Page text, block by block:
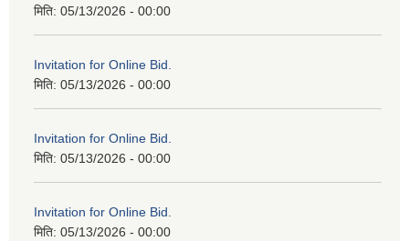
मिति: 05/13/2026 - 00:00
Invitation for Online Bid.
मिति: 05/13/2026 - 00:00
Invitation for Online Bid.
मिति: 05/13/2026 - 00:00
Invitation for Online Bid.
मिति: 05/13/2026 - 00:00